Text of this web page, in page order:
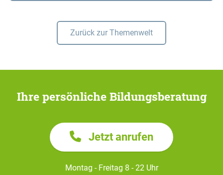
Zurück zur Themenwelt
Ihre persönliche Bildungsberatung
Jetzt anrufen
Montag - Freitag 8 - 22 Uhr